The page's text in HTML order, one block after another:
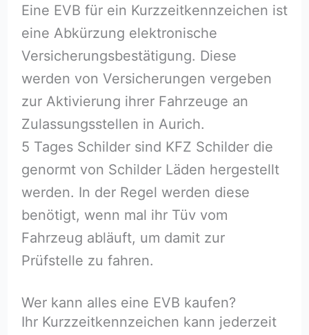
Eine EVB für ein Kurzzeitkennzeichen ist
eine Abkürzung elektronische
Versicherungsbestätigung. Diese
werden von Versicherungen vergeben
zur Aktivierung ihrer Fahrzeuge an
Zulassungsstellen in Aurich.
5 Tages Schilder sind KFZ Schilder die
genormt von Schilder Läden hergestellt
werden. In der Regel werden diese
benötigt, wenn mal ihr Tüv vom
Fahrzeug abläuft, um damit zur
Prüfstelle zu fahren.
Wer kann alles eine EVB kaufen?
Ihr Kurzzeitkennzeichen kann jederzeit